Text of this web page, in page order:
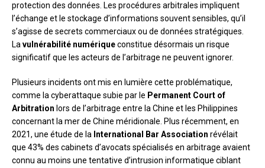
protection des données. Les procédures arbitrales impliquent
l’échange et le stockage d’informations souvent sensibles, qu’il
s’agisse de secrets commerciaux ou de données stratégiques.
Lavulnérabilité numériqueconstitue désormais un risque
significatif que les acteurs de l’arbitrage ne peuvent ignorer.
Plusieurs incidents ont mis en lumière cette problématique,
comme la cyberattaque subie par le Permanent Court of
Arbitration lors de l’arbitrage entre la Chine et les Philippines
concernant la mer de Chine méridionale. Plus récemment, en
2021, une étude de la International Bar Association révélait
que 43% des cabinets d’avocats spécialisés en arbitrage avaient
connu au moins une tentative d’intrusion informatique ciblant